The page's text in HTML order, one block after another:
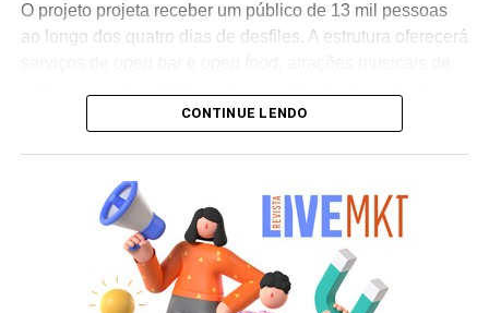
O projeto projeta receber um público de 13 mil pessoas
ao longo dos quatro dias de desfiles. A estrutura oferecerá
marcas parceiras. “O Camarote Nº1 é um projeto que faz
uma experiência personalizada que nasce dolifestyle
cidade maravilhosa”, destaca Marcio Esher, sócio, diretor
de negócios e marketing da Holding Clube e gestor do
CONTINUE LENDO